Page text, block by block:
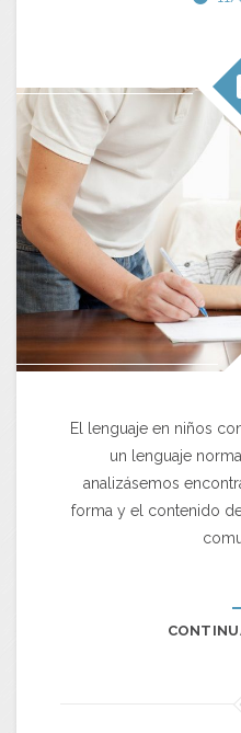
El lenguaje en niños
un lenguaje
analizásemos
forma y el contenido